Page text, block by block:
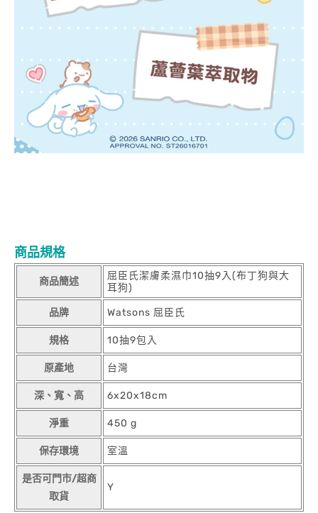
商品規格
商品簡述
屈臣氏潔膚柔濕巾10抽9入(布丁狗與大
耳狗)
品牌 Watsons 屈臣氏
規格 10抽9包入
原產地 台灣
深、寬、高 6x20x18cm
淨重 450 g
保存環境 室溫
是否可門市/超商
取貨
Y